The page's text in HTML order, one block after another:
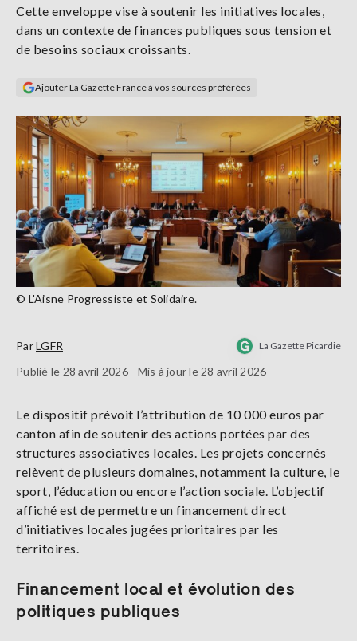
Se
connecter
Cette enveloppe vise à soutenir les initiatives locales,
dans un contexte de finances publiques sous tension et
de besoins sociaux croissants.
Ajouter La Gazette France à vos sources préférées
© L'Aisne Progressiste et Solidaire.
ParLGFR La Gazette Picardie
Publié le 28 avril 2026 - Mis à jour le 28 avril 2026
Le dispositif prévoit l’attribution de 10 000 euros par
canton afin de soutenir des actions portées par des
structures associatives locales. Les projets concernés
relèvent de plusieurs domaines, notamment la culture, le
sport, l’éducation ou encore l’action sociale. L’objectif
affiché est de permettre un financement direct
d’initiatives locales jugées prioritaires par les
territoires.
Financement local et évolution des
politiques publiques